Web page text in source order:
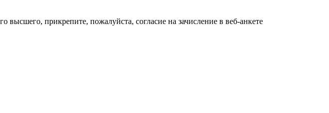
прикрепите, пожалуйста, согласие на зачисление в веб-анкете